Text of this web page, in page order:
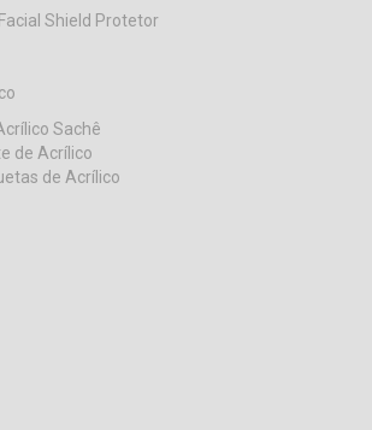
Shield Protetor
Sachê
de Acrílico
de Acrílico